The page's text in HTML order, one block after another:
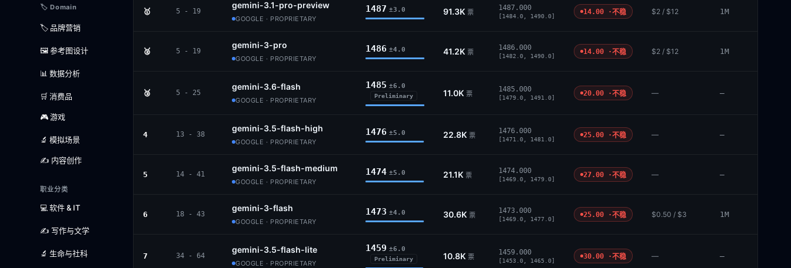
🏷️ Domain
🏷️ 品牌营销
🖼️ 参考图设计
📊 数据分析
🛒 消费品
🎮 游戏
🔬 模拟场景
✍️ 内容创作
职业分类
💻 软件 & IT
✍️ 写作与文学
🔬 生命与社科
🥇 5 - 19
gemini-3.1-pro-preview
GOOGLE · PROPRIETARY
1487 ±3.0 91.3K 票
1487.000
[1484.0, 1490.0]
14.00 ·不稳 $2 / $12 1M
🥈 5 - 19
gemini-3-pro
GOOGLE · PROPRIETARY
1486 ±4.0 41.2K 票
1486.000
[1482.0, 1490.0]
14.00 ·不稳 $2 / $12 1M
🥉 5 - 25
gemini-3.6-flash
GOOGLE · PROPRIETARY
1485 ±6.0
Preliminary 11.0K 票
1485.000
[1479.0, 1491.0]
20.00 ·不稳 — —
4 13 - 38
gemini-3.5-flash-high
GOOGLE · PROPRIETARY
1476 ±5.0 22.8K 票
1476.000
[1471.0, 1481.0]
25.00 ·不稳 — —
5 14 - 41
gemini-3.5-flash-medium
GOOGLE · PROPRIETARY
1474 ±5.0 21.1K 票
1474.000
[1469.0, 1479.0]
27.00 ·不稳 — —
6 18 - 43
gemini-3-flash
GOOGLE · PROPRIETARY
1473 ±4.0 30.6K 票
1473.000
[1469.0, 1477.0]
25.00 ·不稳 $0.50 / $3 1M
7 34 - 64
gemini-3.5-flash-lite
GOOGLE · PROPRIETARY
1459 ±6.0
Preliminary 10.8K 票
1459.000
[1453.0, 1465.0]
30.00 ·不稳 — —